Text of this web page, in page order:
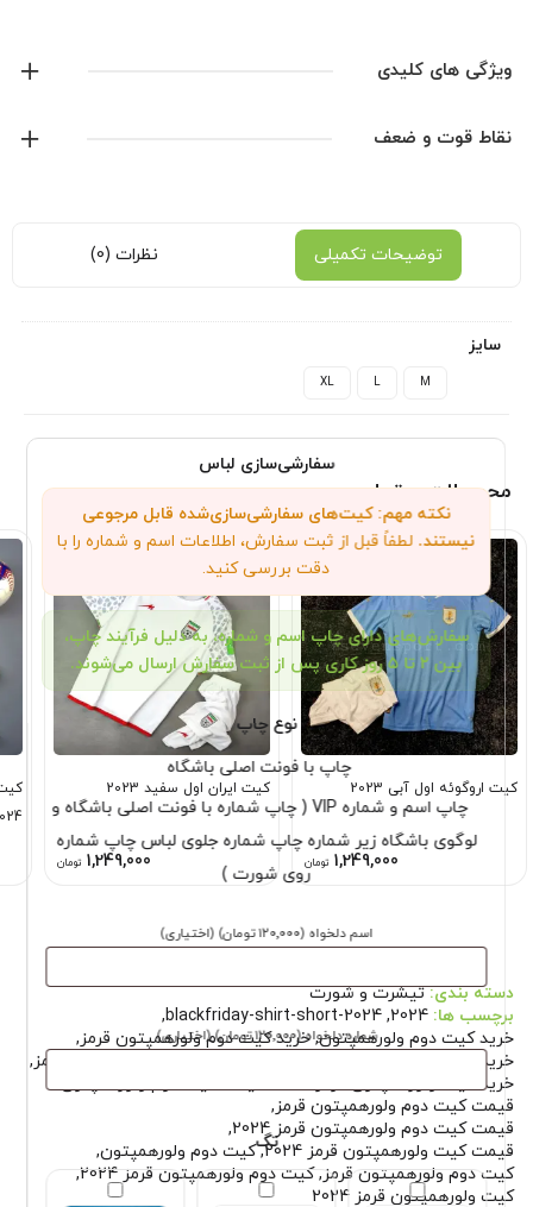
سفارشی‌سازی لباس
نکته مهم: کیت‌های سفارشی‌سازی‌شده قابل مرجوعی
نیستند. لطفاً قبل از ثبت سفارش، اطلاعات اسم و شماره را با
دقت بررسی کنید.
سفارش‌های دارای چاپ اسم و شماره، به دلیل فرآیند چاپ،
بین ۲ تا ۵ روز کاری پس از ثبت سفارش ارسال می‌شوند.
نوع چاپ
چاپ با فونت اصلی باشگاه
چاپ اسم و شماره VIP ( چاپ شماره با فونت اصلی باشگاه و
لوگوی باشگاه زیر شماره چاپ شماره جلوی لباس چاپ شماره
روی شورت )
اسم دلخواه (۱۲۰٬۰۰۰ تومان) (اختیاری)
شماره دلخواه(۱۲۰٬۰۰۰ تومان) (اختیاری)
تگ
ویژگی های کلیدی
جنس : پلی استر تایلندی
نقاط قوت و ضعف
توضیحات تکمیلی نظرات (0)
سایز
M
L
XL
محصولات مرتبط
کیت اروگوئه اول آبی 2023
1,249,000 تومان
کیت ایران اول سفید 2023
1,249,000 تومان
دسته بندی:تیشرت و شورت
برچسب ها: 2024
,
blackfriday-shirt-short-2024
,
خرید کیت دوم ولورهمپتون,خرید کیت دوم ولورهمپتون قرمز ,
خرید کیت دوم ولورهمپتون قرمز 2024
خرید کیت ولورهمپتون قرمز ,
خرید کیت ولورهمپتون قرمز 2024
قیمت کیت دوم ولورهمپتون قرمز ,
قیمت کیت دوم ولورهمپتون قرمز 2024
,
قیمت کیت ولورهمپتون قرمز 2024
,کیت دوم ولورهمپتون,
کیت دوم ولورهمپتون قرمز,کیت دوم ولورهمپتون قرمز 2024
,
کیت ولورهمپتون قرمز 2024